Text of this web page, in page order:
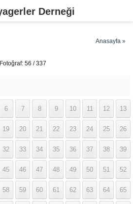
Anasayfa »
Fotoğraf: 56 / 337
6 7 8 9 10 11 12 13
19 20 21 22 23 24 25 26
32 33 34 35 36 37 38 39
45 46 47 48 49 50 51 52
58 59 60 61 62 63 64 65